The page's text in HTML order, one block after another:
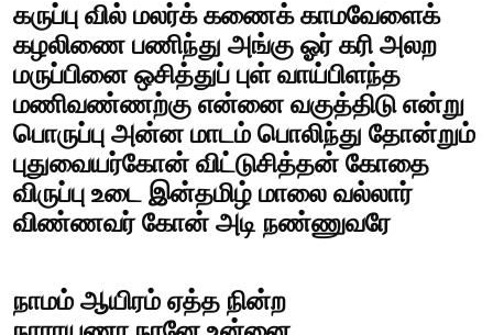
கருப்பு வில் மலர்க் கணைக் காமவேளைக்
கழலிணை பணிந்து அங்கு ஓர் கரி அலற
மருப்பினை ஒசித்துப் புள் வாய்பிளந்த
மணிவண்ணற்கு என்னை வகுத்திடு என்று
பொருப்பு அன்ன மாடம் பொலிந்து தோன்றும்
புதுவையர்கோன் விட்டுசித்தன் கோதை
விருப்பு உடை இன்தமிழ் மாலை வல்லார்
விண்ணவர் கோன் அடி நண்ணுவரே
நாமம் ஆயிரம் ஏத்த நின்ற